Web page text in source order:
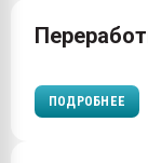
ПОДРОБНЕЕ